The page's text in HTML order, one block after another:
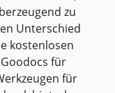
zu
Unterschied
kostenlosen
für
für